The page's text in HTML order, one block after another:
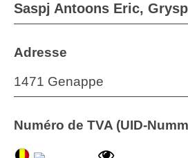
Saspj Antoons Eric,
Adresse
1471 Genappe
Numéro de TVA (UID-